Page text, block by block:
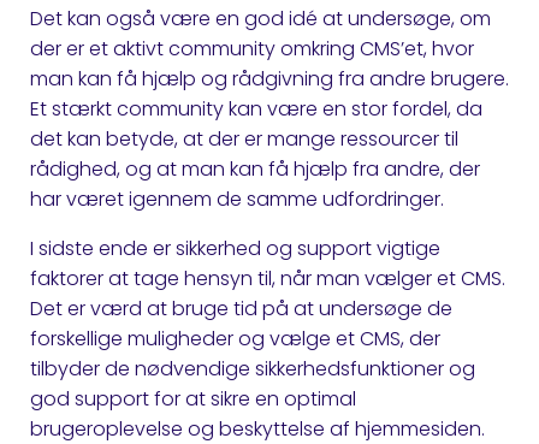
Det kan også være en god idé at undersøge, om
der er et aktivt community omkring CMS’et, hvor
man kan få hjælp og rådgivning fra andre brugere.
Et stærkt community kan være en stor fordel, da
det kan betyde, at der er mange ressourcer til
rådighed, og at man kan få hjælp fra andre, der
har været igennem de samme udfordringer.
I sidste ende er sikkerhed og support vigtige
faktorer at tage hensyn til, når man vælger et CMS.
Det er værd at bruge tid på at undersøge de
forskellige muligheder og vælge et CMS, der
tilbyder de nødvendige sikkerhedsfunktioner og
god support for at sikre en optimal
brugeroplevelse og beskyttelse af hjemmesiden.